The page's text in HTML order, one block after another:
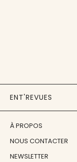
ENT'REVUES
À PROPOS
NOUS CONTACTER
NEWSLETTER